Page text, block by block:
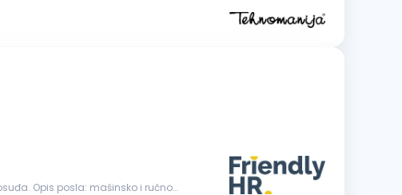
mašinsko i ručno